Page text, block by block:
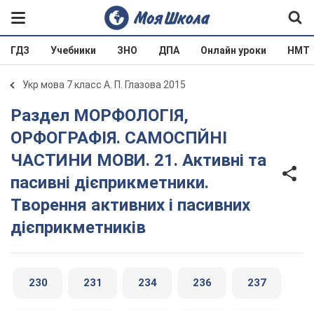
ГДЗ Учебники ЗНО ДПА Онлайн уроки НМТ
Укр мова 7 класс А. П. Глазова 2015
Раздел МОРФОЛОГІЯ,
ОРФОГРАФІЯ. САМОСПЙНІ
ЧАСТИНИ МОВИ. 21. Активні та
пасивні дієприкметники.
Творення активних і пасивних
дієприкметників
230 231 234 236 237